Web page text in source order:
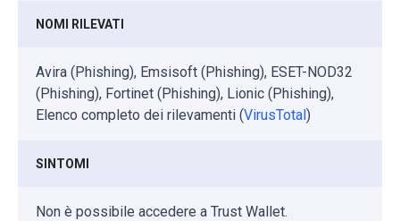
NOMI RILEVATI
Avira (Phishing), Emsisoft (Phishing), ESET-NOD32
(Phishing), Fortinet (Phishing), Lionic (Phishing),
Elenco completo dei rilevamenti (VirusTotal)
SINTOMI
Non è possibile accedere a Trust Wallet.